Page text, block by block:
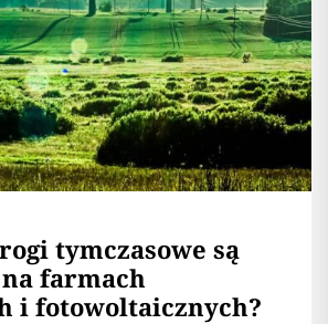
tymczasowe są
farmach
i fotowoltaicznych?